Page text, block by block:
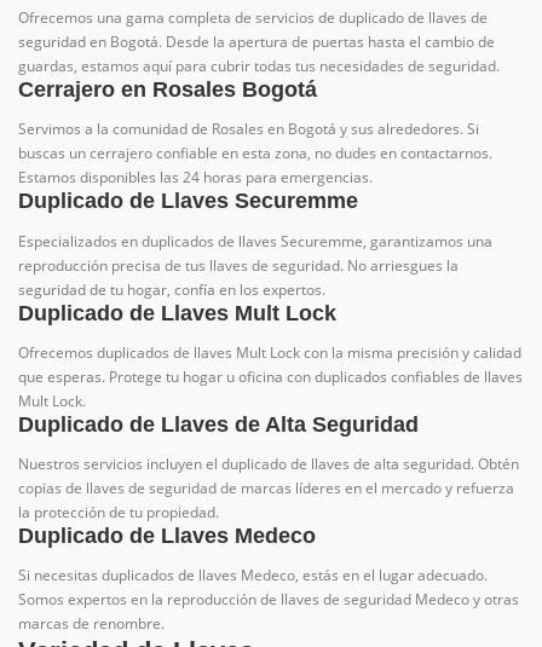
Ofrecemos una gama completa de servicios de duplicado de llaves de
seguridad en Bogotá. Desde la apertura de puertas hasta el cambio de
guardas, estamos aquí para cubrir todas tus necesidades de seguridad.
Cerrajero en Rosales Bogotá
Servimos a la comunidad de Rosales en Bogotá y sus alrededores. Si
buscas un cerrajero confiable en esta zona, no dudes en contactarnos.
Estamos disponibles las 24 horas para emergencias.
Duplicado de Llaves Securemme
Especializados en duplicados de llaves Securemme, garantizamos una
reproducción precisa de tus llaves de seguridad. No arriesgues la
seguridad de tu hogar, confía en los expertos.
Duplicado de Llaves Mult Lock
Ofrecemos duplicados de llaves Mult Lock con la misma precisión y calidad
que esperas. Protege tu hogar u oficina con duplicados confiables de llaves
Mult Lock.
Duplicado de Llaves de Alta Seguridad
Nuestros servicios incluyen el duplicado de llaves de alta seguridad. Obtén
copias de llaves de seguridad de marcas líderes en el mercado y refuerza
la protección de tu propiedad.
Duplicado de Llaves Medeco
Si necesitas duplicados de llaves Medeco, estás en el lugar adecuado.
Somos expertos en la reproducción de llaves de seguridad Medeco y otras
marcas de renombre.